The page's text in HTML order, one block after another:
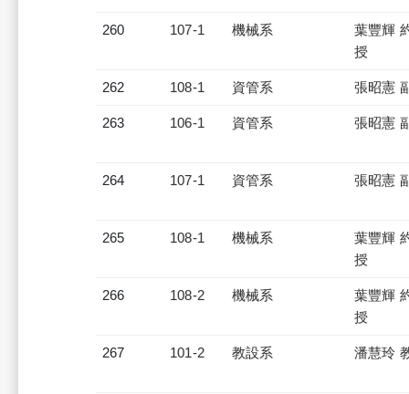
260 107-1 機械系
葉豐輝
授
262 108-1 資管系 張昭憲
263 106-1 資管系 張昭憲
264 107-1 資管系 張昭憲
265 108-1 機械系
葉豐輝
授
266 108-2 機械系
葉豐輝
授
267 101-2 教設系 潘慧玲